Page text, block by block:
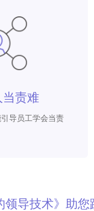
当责难
导员工学会当责
领导技术》助